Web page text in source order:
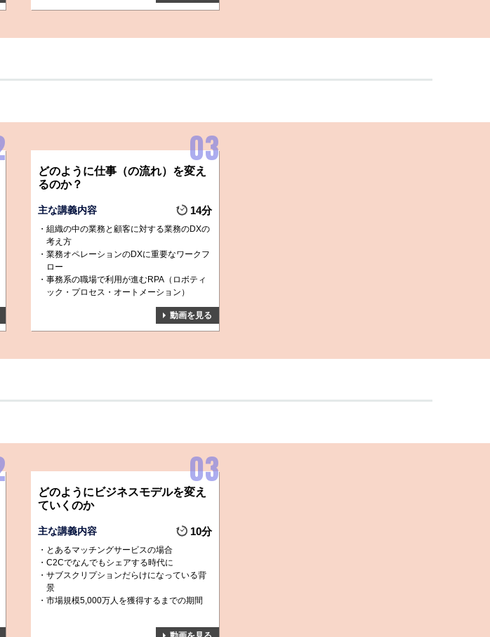
どのように仕事（の流れ）を変え
るのか？
主な講義内容 14分
組織の中の業務と顧客に対する業務のDXの
考え方
業務オペレーションのDXに重要なワークフ
ロー
事務系の職場で利用が進むRPA（ロボティ
ック・プロセス・オートメーション）
動画を見る
どのようにビジネスモデルを変え
ていくのか
主な講義内容 10分
とあるマッチングサービスの場合
C2Cでなんでもシェアする時代に
サブスクリプションだらけになっている背
景
市場規模5,000万人を獲得するまでの期間